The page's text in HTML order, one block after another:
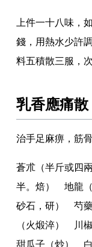
上件一十八味 ，
錢 ， 用熱水少許
料五積散三服 ，
乳香應痛散
治手足麻痹 ，筋
蒼朮（半斤或四兩
半。焙） 地龍
砂石 ，研） 芍
（火煅淬） 川
甜瓜子（炒）